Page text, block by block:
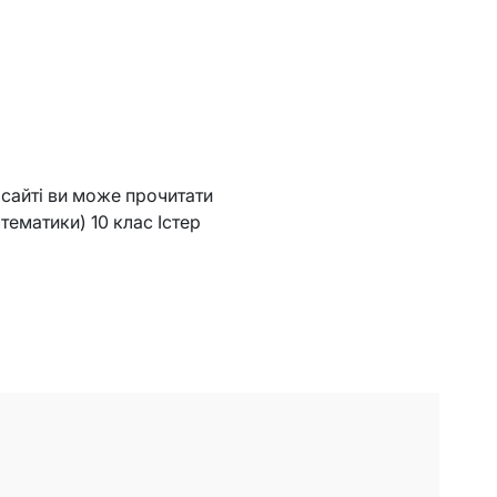
ви може прочитати
10 клас Істер